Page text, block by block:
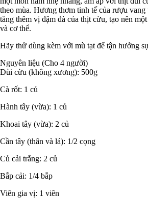
theo mùa. Hương thơm tinh tế của rượu
tăng thêm vị đậm đà của thịt cừu, tạo nên
và cơ thể.
Hãy thử dùng kèm với mù tạt để tận hưởng
Nguyên liệu (Cho 4 người)
Đùi cừu (không xương): 500g
Cà rốt: 1 củ
Hành tây (vừa): 1 củ
Khoai tây (vừa): 2 củ
Cần tây (thân và lá): 1/2 cọng
Củ cải trắng: 2 củ
Bắp cải: 1/4 bắp
Viên gia vị: 1 viên